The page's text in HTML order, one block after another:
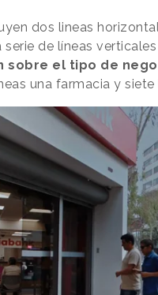
dos lineas
de líneas
sobre el tipo de
una farmacia y siete